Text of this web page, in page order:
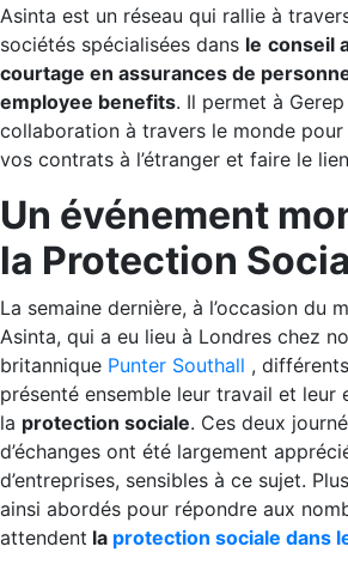
Asinta est un réseau qui rallie à
sociétés spécialisées dans le conseil
courtage en assurances de
employee benefits. Il permet à
collaboration à travers le monde
vos contrats à l’étranger et faire le
Un événement
la Protection
La semaine dernière, à l’occasion du
Asinta, qui a eu lieu à Londres chez
britannique Punter Southall ,
présenté ensemble leur travail et leur
la protection sociale. Ces deux
d’échanges ont été largement
d’entreprises, sensibles à ce sujet.
ainsi abordés pour répondre aux
attendent la protection sociale dans